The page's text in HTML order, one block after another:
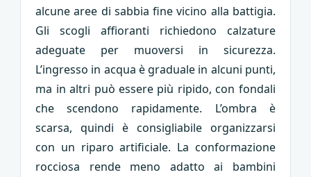
alcune aree di sabbia fine vicino alla battigia.
Gli scogli affioranti richiedono calzature
adeguate per muoversi in sicurezza.
L’ingresso in acqua è graduale in alcuni punti,
ma in altri può essere più ripido, con fondali
che scendono rapidamente. L’ombra è
scarsa, quindi è consigliabile organizzarsi
con un riparo artificiale. La conformazione
rocciosa rende meno adatto ai bambini